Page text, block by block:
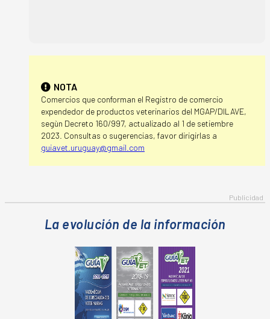
NOTA
Comercios que conforman el Registro de comercio
expendedor de productos veterinarios del MGAP/DILAVE,
segùn Decreto 160/997, actualizado al 1 de setiembre
2023. Consultas o sugerencias, favor dirigirlas a
guiavet.uruguay@gmail.com
La evolución de la información